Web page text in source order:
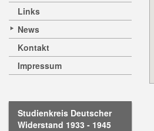
Links
News
Kontakt
Impressum
Studienkreis Deutscher
Widerstand 1933 - 1945